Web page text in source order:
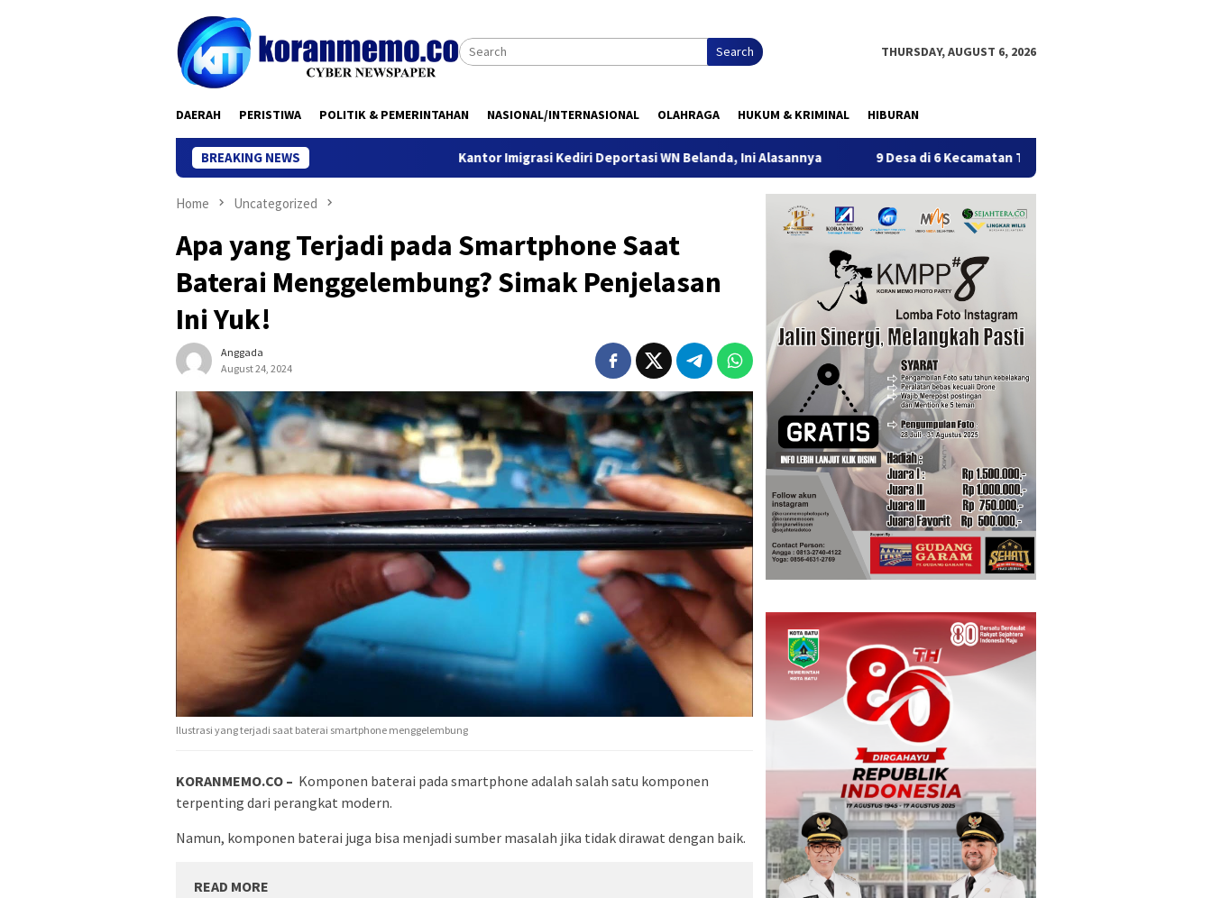
Search THURSDAY, AUGUST 6, 2026
DAERAH PERISTIWA POLITIK & PEMERINTAHAN NASIONAL/INTERNASIONAL OLAHRAGA HUKUM & KRIMINAL HIBURAN
BREAKING NEWS Kantor Imigrasi Kediri Deportasi WN Belanda, Ini Alasannya 9 Desa di 6 Kecamatan Tulungagung Alami Kekeringan
Home Uncategorized
Apa yang Terjadi pada Smartphone Saat
Baterai Menggelembung? Simak Penjelasan
Ini Yuk!
Anggada
August 24, 2024
Ilustrasi yang terjadi saat baterai smartphone menggelembung
KORANMEMO.CO – Komponen baterai pada smartphone adalah salah satu komponen
terpenting dari perangkat modern.
Namun, komponen baterai juga bisa menjadi sumber masalah jika tidak dirawat dengan baik.
READ MORE